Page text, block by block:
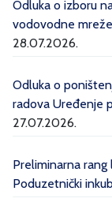
Odluka o izboru
vodovodne
28.07.2026.
Odluka o
radova Uređenje
27.07.2026.
Preliminarna
Poduzetnički